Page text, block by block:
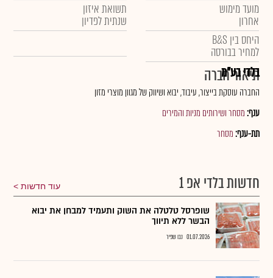
מועד מימוש
אחרון
היחס בין B&S
למחיר בבורסה
תשואת איזון
שנתית לפדיון
תיאור חברה
בלדי בע"מ
החברה עוסקת בייצור, עיבוד, יבוא ושיווק של מגוון מוצרי מזון
ענף:מסחר ושירותים מניות והמירים
תת-ענף:מסחר
חדשות בלדי אפ 1 עוד חדשות
שופרסל טלטלה את השוק ותעמיד למבחן את יבוא
הבשר ללא תיווך
01.07.2026 נבו שפיר